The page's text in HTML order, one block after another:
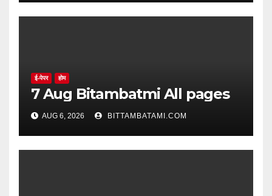
ई-पेपर होम
7 Aug Bitambatmi All pages
AUG 6, 2026 BITTAMBATAMI.COM